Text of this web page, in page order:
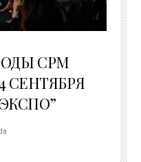
CPM
СЕНТЯБРЯ